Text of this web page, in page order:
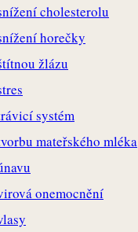
cholesterolu
horečky
žlázu
systém
mateřského mléka
onemocnění